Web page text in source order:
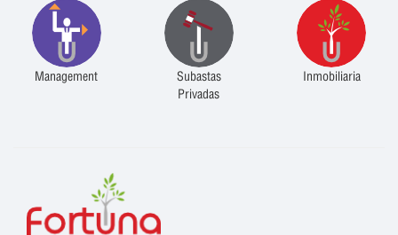
Management
Subastas
Privadas
Inmobiliaria